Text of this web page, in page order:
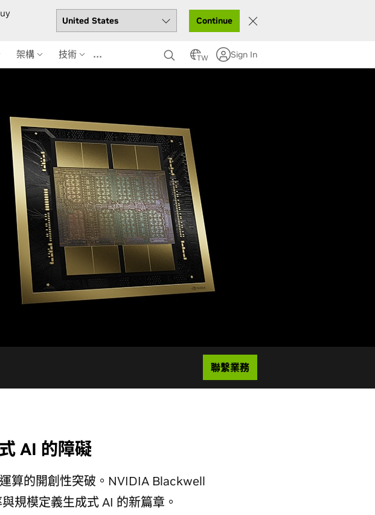
Continue
架構 技術 … TW Sign In
聯繫業務
AI 的障礙
算的開創性突破。NVIDIA Blackwell
規模定義生成式 AI 的新篇章。